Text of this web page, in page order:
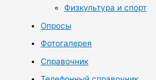
Физкультура и спорт
Опросы
Фотогалерея
Справочник